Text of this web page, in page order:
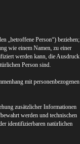
„betroffene Person“) beziehen;
wie einem Namen, zu einer
werden kann, die Ausdruck
Person sind.
mit personenbezogenen
zusätzlicher Informationen
werden und technischen
identifizierbaren natürlichen